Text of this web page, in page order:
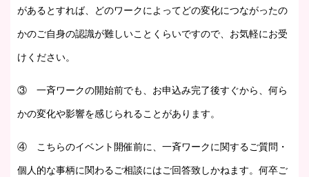
があるとすれば、どのワークによってどの変化につながったの
かのご自身の認識が難しいことくらいですので、お気軽にお受
けください。
③ 一斉ワークの開始前でも、お申込み完了後すぐから、何ら
かの変化や影響を感じられることがあります。
④ こちらのイベント開催前に、一斉ワークに関するご質問・
個人的な事柄に関わるご相談にはご回答致しかねます。何卒ご